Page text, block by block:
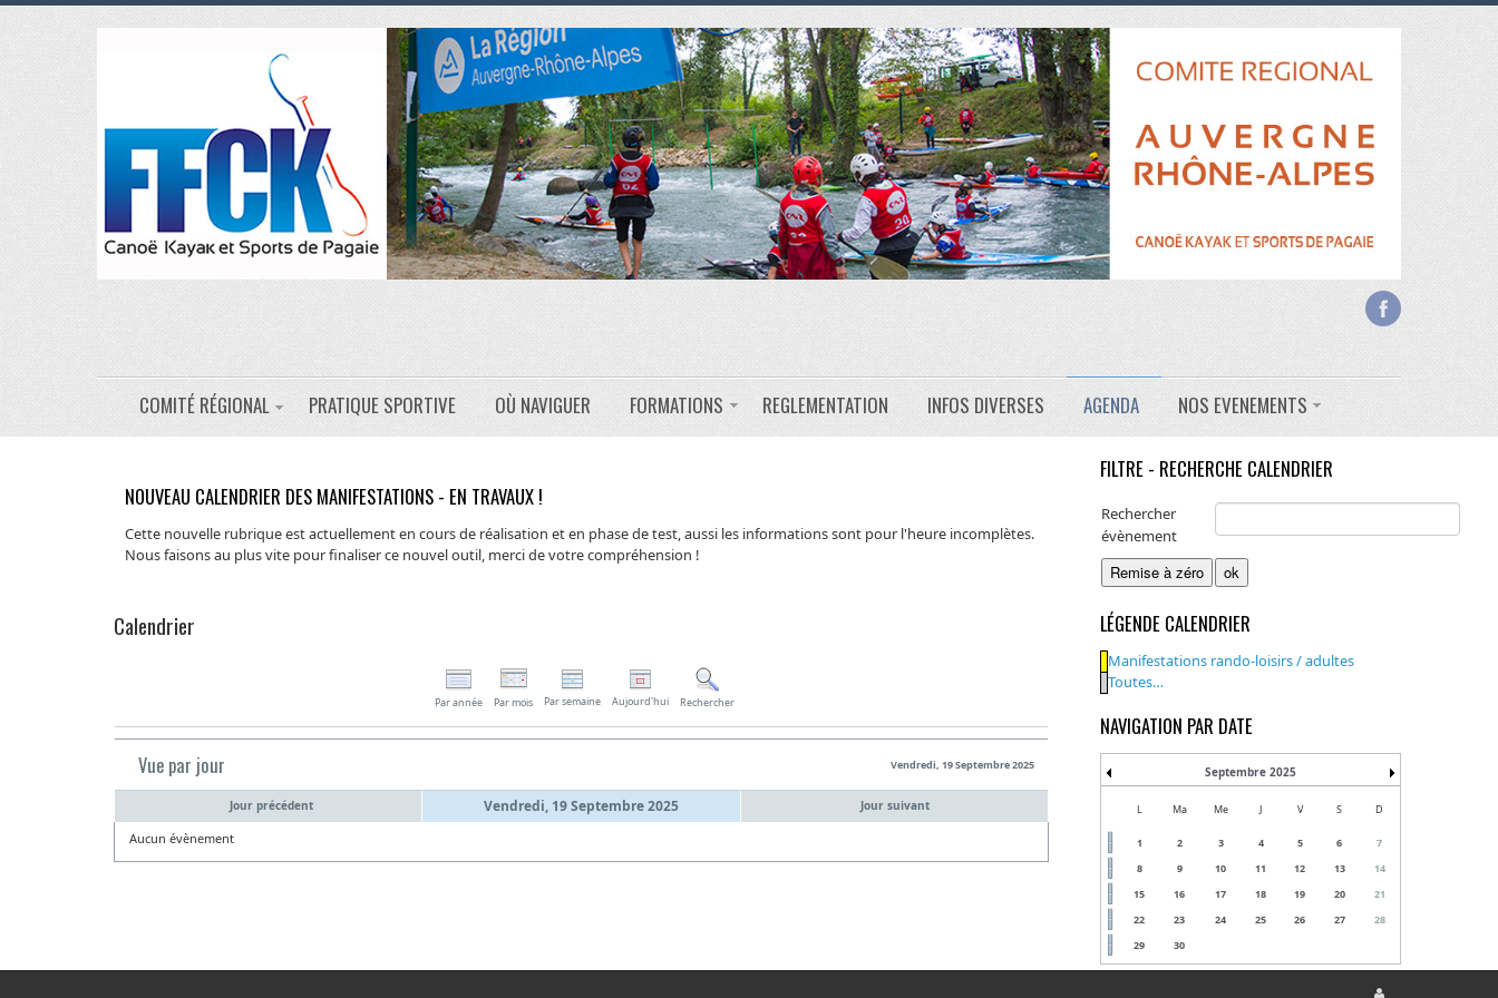
COMITÉ RÉGIONAL PRATIQUE SPORTIVE OÙ NAVIGUER FORMATIONS REGLEMENTATION INFOS DIVERSES AGENDA NOS EVENEMENTS
NOUVEAU CALENDRIER DES MANIFESTATIONS - EN TRAVAUX !
Cette nouvelle rubrique est actuellement en cours de réalisation et en phase de test, aussi les informations sont pour l'heure incomplètes.
Nous faisons au plus vite pour finaliser ce nouvel outil, merci de votre compréhension !
Calendrier
Par année Par mois Par semaine Aujourd'hui Rechercher
Vue par jour Vendredi, 19 Septembre 2025
Jour précédent Vendredi, 19 Septembre 2025 Jour suivant
Aucun évènement
FILTRE - RECHERCHE CALENDRIER
Rechercher
évènement
LÉGENDE CALENDRIER
Manifestations rando-loisirs / adultes
Toutes…
NAVIGATION PAR DATE
Septembre 2025
L Ma Me J V S D
1 2 3 4 5 6
7
8
9 10 11 12 13
14
15
16 17 18 19 20
21
22
23 24 25 26 27
28
29
30